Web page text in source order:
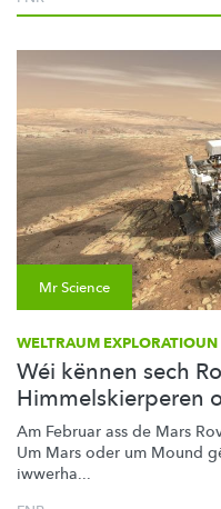
Mr Science
WELTRAUM EXPLORATIOUN
Wéi kënnen sech
Himmelskierperen
Am Februar ass de Mars
Um Mars oder um Mound
iwwerha...